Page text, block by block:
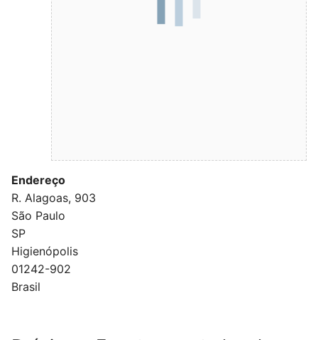
Endereço
R. Alagoas, 903
São Paulo
SP
Higienópolis
01242-902
Brasil